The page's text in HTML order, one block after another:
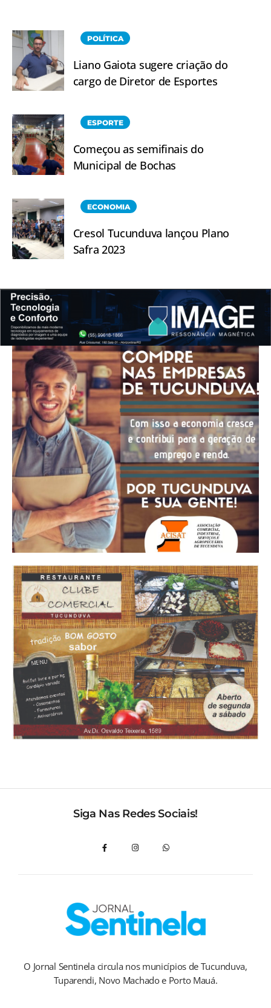
POLÍTICA
Liano Gaiota sugere criação do
cargo de Diretor de Esportes
ESPORTE
Começou as semifinais do
Municipal de Bochas
ECONOMIA
Cresol Tucunduva lançou Plano
Safra 2023
Siga Nas Redes Sociais!
O Jornal Sentinela circula nos municípios de Tucunduva,
Tuparendi, Novo Machado e Porto Mauá.